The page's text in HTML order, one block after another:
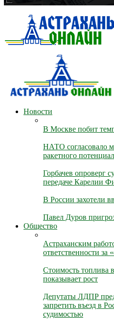
Новости
В Москве побит
НАТО согласовало
ракетного
Горбачев опроверг
передаче Карелии
В России захотели
Павел Дуров
Общество
Астраханским
ответственности за
Стоимость топлива
показывает рост
Депутаты ЛДПР
запретить въезд в
судимостью